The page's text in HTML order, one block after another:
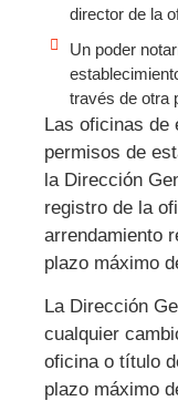
director de la
Un poder
través de otra
Las oficinas de
permisos de
la Dirección
registro de la
arrendamiento
plazo máximo
La Dirección
cualquier
oficina o título
plazo máximo